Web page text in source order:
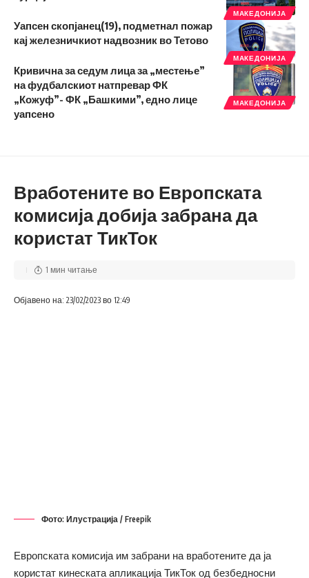
МАКЕДОНИЈА
МАКЕДОНИЈА
Уапсен скопјанец(19), подметнал пожар
кај железничкиот надвозник во Тетово
МАКЕДОНИЈА
Кривична за седум лица за „местење”
на фудбалскиот натпревар ФК
„Кожуф”- ФК „Башкими”, едно лице
уапсено
Вработените во Европската
комисија добија забрана да
користат ТикТок
Објавено на: 23/02/2023 во 12:49
1 мин читање
Фото: Илустрација / Freepik
Европската комисија им забрани на вработените да ја
користат кинеската апликација ТикТок од безбедносни